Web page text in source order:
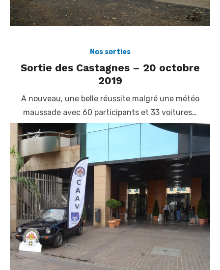
Nos sorties
Sortie des Castagnes – 20 octobre
2019
A nouveau, une belle réussite malgré une météo
maussade avec 60 participants et 33 voitures…